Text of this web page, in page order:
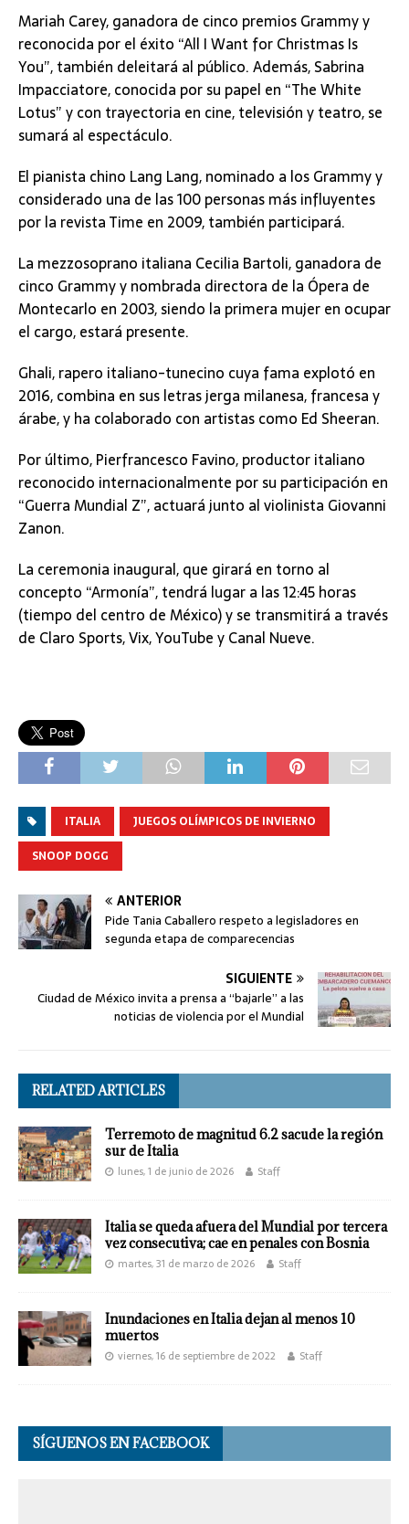
Mariah Carey, ganadora de cinco premios Grammy y
reconocida por el éxito “All I Want for Christmas Is
You”, también deleitará al público. Además, Sabrina
Impacciatore, conocida por su papel en “The White
Lotus” y con trayectoria en cine, televisión y teatro, se
sumará al espectáculo.
El pianista chino Lang Lang, nominado a los Grammy y
considerado una de las 100 personas más influyentes
por la revista Time en 2009, también participará.
La mezzosoprano italiana Cecilia Bartoli, ganadora de
cinco Grammy y nombrada directora de la Ópera de
Montecarlo en 2003, siendo la primera mujer en ocupar
el cargo, estará presente.
Ghali, rapero italiano-tunecino cuya fama explotó en
2016, combina en sus letras jerga milanesa, francesa y
árabe, y ha colaborado con artistas como Ed Sheeran.
Por último, Pierfrancesco Favino, productor italiano
reconocido internacionalmente por su participación en
“Guerra Mundial Z”, actuará junto al violinista Giovanni
Zanon.
La ceremonia inaugural, que girará en torno al
concepto “Armonía”, tendrá lugar a las 12:45 horas
(tiempo del centro de México) y se transmitirá a través
de Claro Sports, Vix, YouTube y Canal Nueve.
ITALIA
JUEGOS OLÍMPICOS DE INVIERNO
SNOOP DOGG
ANTERIOR
Pide Tania Caballero respeto a legisladores en
segunda etapa de comparecencias
SIGUIENTE
Ciudad de México invita a prensa a “bajarle” a las
noticias de violencia por el Mundial
RELATED ARTICLES
Terremoto de magnitud 6.2 sacude la región
sur de Italia
lunes, 1 de junio de 2026 Staff
Italia se queda afuera del Mundial por tercera
vez consecutiva; cae en penales con Bosnia
martes, 31 de marzo de 2026 Staff
Inundaciones en Italia dejan al menos 10
muertos
viernes, 16 de septiembre de 2022 Staff
SÍGUENOS EN FACEBOOK